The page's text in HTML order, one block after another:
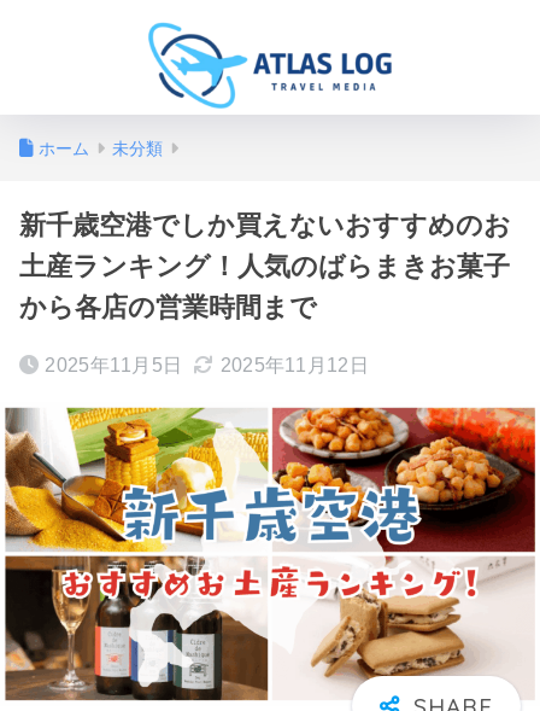
ホーム 未分類
新千歳空港でしか買えないおすすめのお
土産ランキング！人気のばらまきお菓子
から各店の営業時間まで
2025年11月5日 2025年11月12日